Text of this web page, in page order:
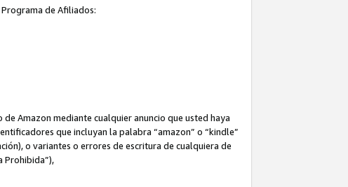
de Afiliados:
Amazon mediante cualquier anuncio que usted haya
que incluyan la palabra “amazon” o “kindle”
o variantes o errores de escritura de cualquiera de
Prohibida”),